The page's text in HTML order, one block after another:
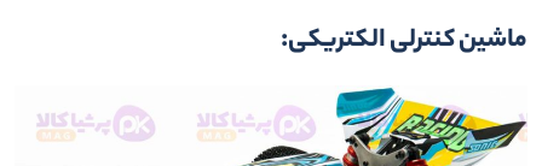
ماشین کنترلی الکتریکی: